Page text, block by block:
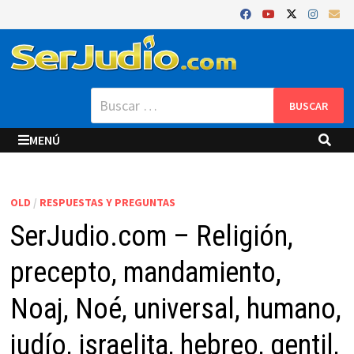
al
contenido
Buscar:
MENÚ
OLD / RESPUESTAS Y PREGUNTAS
SerJudio.com – Religión,
precepto, mandamiento,
Noaj, Noé, universal, humano,
judío, israelita, hebreo, gentil,